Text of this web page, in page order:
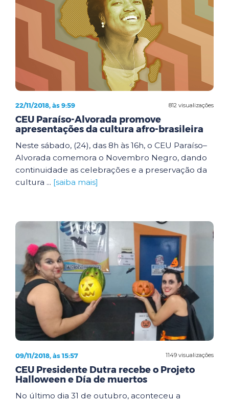
812 visualizações
22/11/2018, às 9:59
CEU Paraíso-Alvorada promove
apresentações da cultura afro-brasileira
Neste sábado, (24), das 8h às 16h, o CEU Paraíso–
Alvorada comemora o Novembro Negro, dando
continuidade as celebrações e a preservação da
cultura ... [saiba mais]
1149 visualizações
09/11/2018, às 15:57
CEU Presidente Dutra recebe o Projeto
Halloween e Día de muertos
No último dia 31 de outubro, aconteceu a